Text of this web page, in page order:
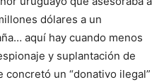
dólares a un
aquí hay cuando menos
y suplantación de
concretó un “donativo ilegal”